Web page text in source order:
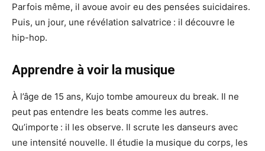
Parfois même, il avoue avoir eu des pensées suicidaires.
Puis, un jour, une révélation salvatrice : il découvre le
hip-hop.
Apprendre à voir la musique
À l’âge de 15 ans, Kujo tombe amoureux du break. Il ne
peut pas entendre les beats comme les autres.
Qu’importe : il les observe. Il scrute les danseurs avec
une intensité nouvelle. Il étudie la musique du corps, les